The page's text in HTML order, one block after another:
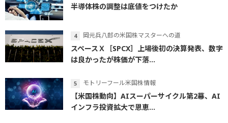
半導体株の調整は底値をつけたか
岡元兵八郎の米国株マスターへの道
スペースＸ［SPCX］上場後初の決算発表、数字
は良かったが株価が下落...
モトリーフール米国株情報
【米国株動向】AIスーパーサイクル第2幕、AI
インフラ投資拡大で恩恵...